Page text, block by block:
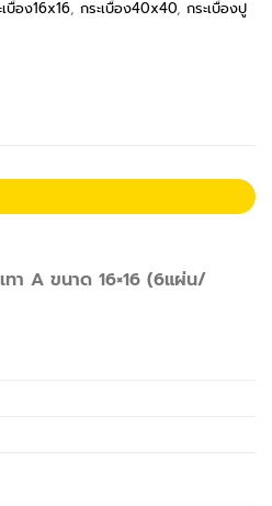
เบื้อง16x16, กระเบื้อง40x40, กระเบื้องปู
ทา A ขนาด 16×16 (6แผ่น/